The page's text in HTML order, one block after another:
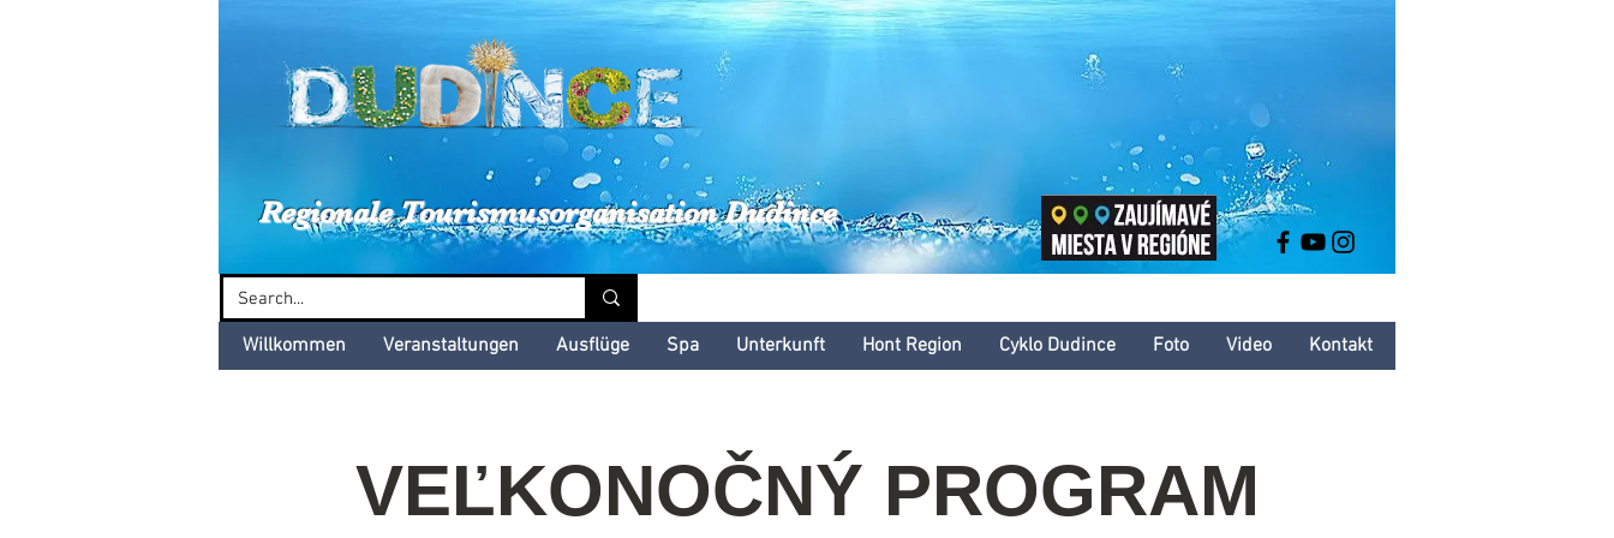
Dudinské kultúrne leto
Regionale Tourismusorganisation Dudince
Willkommen Veranstaltungen Ausflüge Spa Unterkunft Hont Region Cyklo Dudince Foto Video Kontakt
VEĽKONOČNÝ PROGRAM